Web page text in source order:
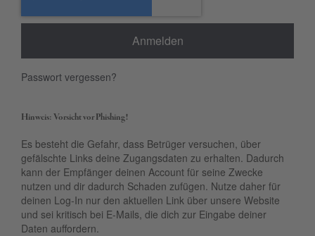
Anmelden
Passwort vergessen?
Hinweis: Vorsicht vor Phishing!
Es besteht die Gefahr, dass Betrüger versuchen, über
gefälschte Links deine Zugangsdaten zu erhalten. Dadurch
kann der Empfänger deinen Account für seine Zwecke
nutzen und dir dadurch Schaden zufügen. Nutze daher für
deinen Log-In nur den aktuellen Link über unsere Website
und sei kritisch bei E-Mails, die dich zur Eingabe deiner
Daten auffordern.